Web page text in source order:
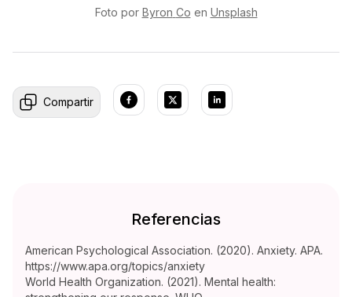
Foto por Byron Co en Unsplash
Compartir
Referencias
American Psychological Association. (2020). Anxiety. APA.
https://www.apa.org/topics/anxiety
World Health Organization. (2021). Mental health: